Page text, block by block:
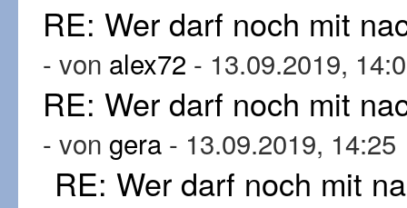
RE: Wer darf noch mit
- von alex72 - 13.09.2019,
RE: Wer darf noch mit
- von gera - 13.09.2019, 14:25
RE: Wer darf noch mit